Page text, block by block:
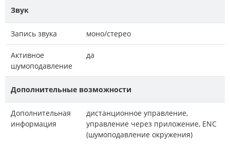
Звук
Запись звука моно/стерео
Активное
шумоподавление
да
Дополнительные возможности
Дополнительная
информация
дистанционное управление,
управление через приложение, ENC
(шумоподавление окружения)